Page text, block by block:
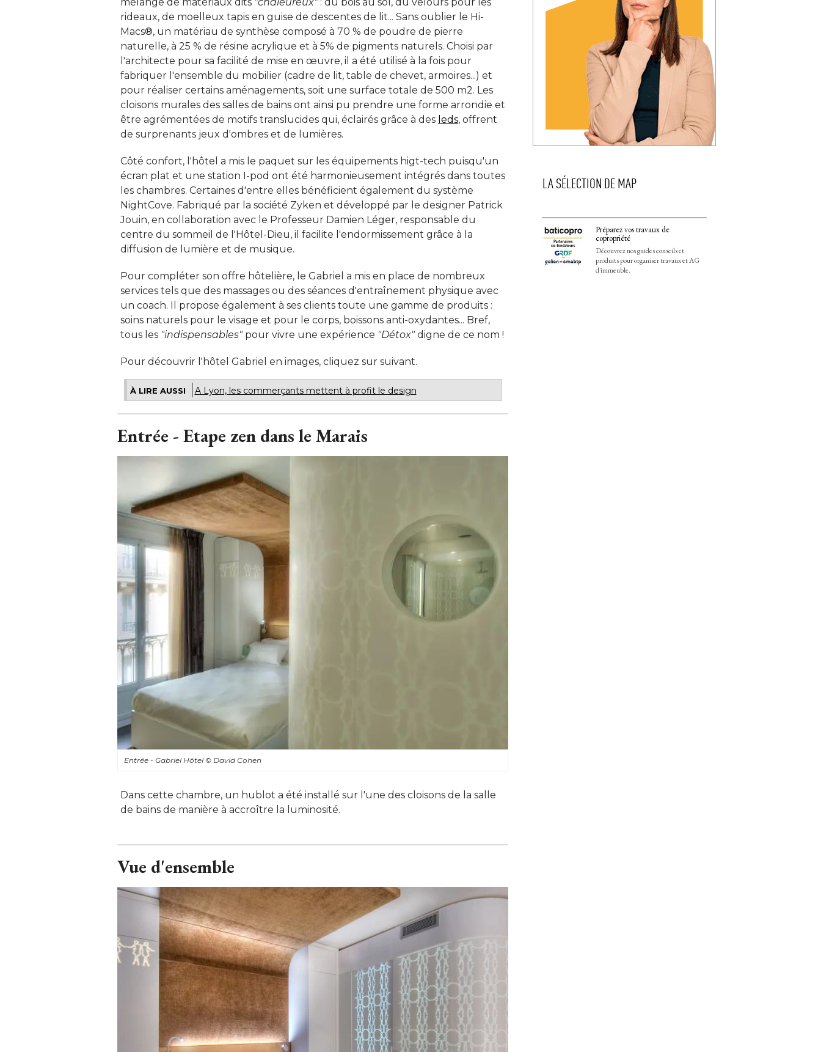
rideaux, de moelleux tapis en guise de descentes de lit... Sans oublier le Hi-
Macs®, un matériau de synthèse composé à 70 % de poudre de pierre
naturelle, à 25 % de résine acrylique et à 5% de pigments naturels. Choisi par
l'architecte pour sa facilité de mise en œuvre, il a été utilisé à la fois pour
fabriquer l'ensemble du mobilier (cadre de lit, table de chevet, armoires...) et
pour réaliser certains aménagements, soit une surface totale de 500 m2. Les
cloisons murales des salles de bains ont ainsi pu prendre une forme arrondie et
être agrémentées de motifs translucides qui, éclairés grâce à des leds, offrent
de surprenants jeux d'ombres et de lumières.
Côté confort, l'hôtel a mis le paquet sur les équipements higt-tech puisqu'un
écran plat et une station I-pod ont été harmonieusement intégrés dans toutes
les chambres. Certaines d'entre elles bénéficient également du système
NightCove. Fabriqué par la société Zyken et développé par le designer Patrick
Jouin, en collaboration avec le Professeur Damien Léger, responsable du
centre du sommeil de l'Hôtel-Dieu, il facilite l'endormissement grâce à la
diffusion de lumière et de musique.
Pour compléter son offre hôtelière, le Gabriel a mis en place de nombreux
services tels que des massages ou des séances d'entraînement physique avec
un coach. Il propose également à ses clients toute une gamme de produits :
soins naturels pour le visage et pour le corps, boissons anti-oxydantes... Bref,
tous les "indispensables"pour vivre une expérience "Détox" digne de ce nom !
Pour découvrir l'hôtel Gabriel en images, cliquez sur suivant.
À LIRE AUSSI A Lyon, les commerçants mettent à profit le design
Entrée - Etape zen dans le Marais
Entrée - Gabriel Hôtel© David Cohen
Dans cette chambre, un hublot a été installé sur l'une des cloisons de la salle
de bains de manière à accroître la luminosité.
Vue d'ensemble
LA SÉLECTION DE MAP
Préparez vos travaux de
copropriété
Découvrez nos guides conseils et
produits pour organiser travaux et AG
d'immeuble.